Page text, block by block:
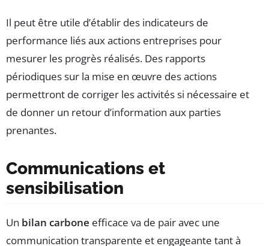
Il peut être utile d’établir des indicateurs de
performance liés aux actions entreprises pour
mesurer les progrès réalisés. Des rapports
périodiques sur la mise en œuvre des actions
permettront de corriger les activités si nécessaire et
de donner un retour d’information aux parties
prenantes.
Communications et
sensibilisation
Un bilan carbone efficace va de pair avec une
communication transparente et engageante tant à